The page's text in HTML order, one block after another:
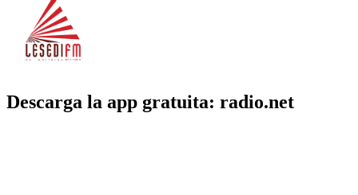
Descarga la app gratuita: radio.net